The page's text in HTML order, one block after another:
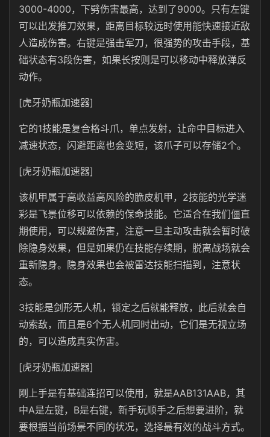
3000-4000，下劈伤害最高，达到了9000。只有左键
可以出发推刀效果，距离目标较远时使用能快速接近敌
人造成伤害。右键是强击军刀，很强势的攻击手段，基
础状态有3段伤害，如果长按则是可以移动中释放弹反
动作。
[虎牙奶瓶加速器]
它的1技能是复合格斗爪，单点发射，让命中目标进入
减速状态，闪避距离也会变短，该爪子可以存储2个。
[虎牙奶瓶加速器]
该机甲属于高收益高风险的脆皮机甲，2技能的光学迷
彩是飞景位移可以依赖的保命技能。它适合在我们僵直
期使用，可以规避伤害，注意一旦主动攻击就会暂时破
除隐身效果，但是如果仍在技能存续期，脱离战场就会
重新隐身。隐身效果也会被雷达技能扫描到，注意状
态。
3技能是剑形无人机，锁定之后就能释放，此后就会自
动索敌，而且是6个无人机同时出动，它们是无视立场
的，可以造成真实伤害。
[虎牙奶瓶加速器]
刚上手是有基础连招可以使用，就是AAB131AAB，其
中A是左键，B是右键，新手玩顺手之后想要进阶，就
要根据当前场景不同的状况，选择最有效的战斗方式。